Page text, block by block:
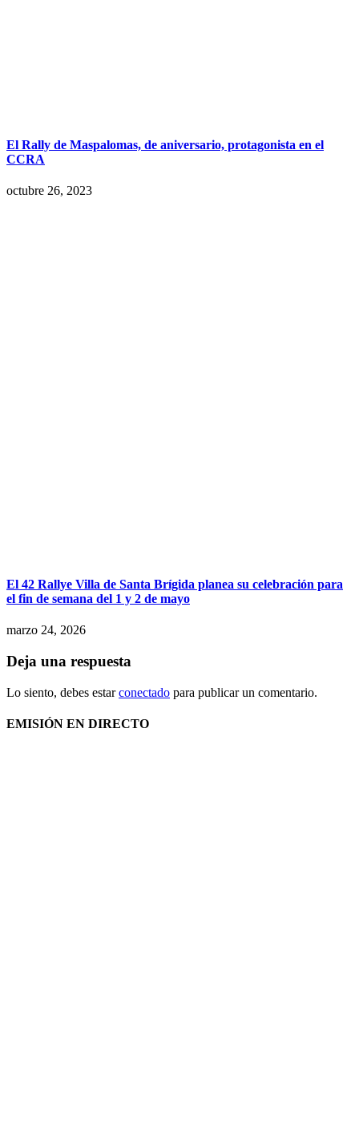
El Rally de Maspalomas, de aniversario, protagonista en el
CCRA
octubre 26, 2023
El 42 Rallye Villa de Santa Brígida planea su celebración para
el fin de semana del 1 y 2 de mayo
marzo 24, 2026
Deja una respuesta
Lo siento, debes estarconectado para publicar un comentario.
EMISIÓN EN DIRECTO